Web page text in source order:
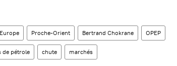
Europe Proche-Orient Bertrand Chokrane OPEP
de pétrole chute marchés